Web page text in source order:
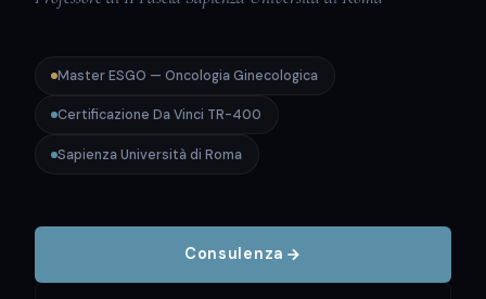
Master ESGO — Oncologia Ginecologica
Certificazione Da Vinci TR-400
Sapienza Università di Roma
Consulenza